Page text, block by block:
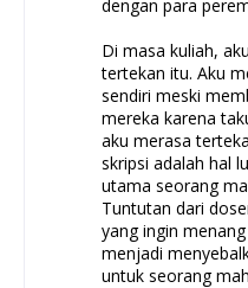
dengan para
Di masa kuliah,
tertekan itu. Aku
sendiri meski
mereka karena
aku merasa
skripsi adalah hal
utama seorang
Tuntutan dari
yang ingin
menjadi
untuk seorang